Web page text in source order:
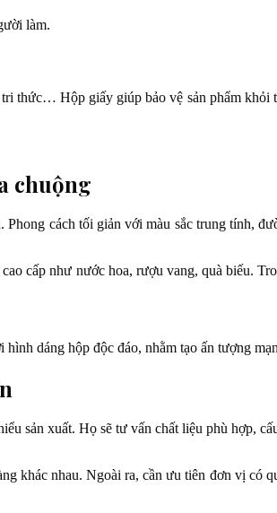
làm.
thức… Hộp giấy giúp bảo vệ sản phẩm
chuộng
cách tối giản với màu sắc trung tính,
cấp như nước hoa, rượu vang, quà biếu.
dáng hộp độc đáo, nhằm tạo ấn tượng
sản xuất. Họ sẽ tư vấn chất liệu phù hợp,
khác nhau. Ngoài ra, cần ưu tiên đơn vị có